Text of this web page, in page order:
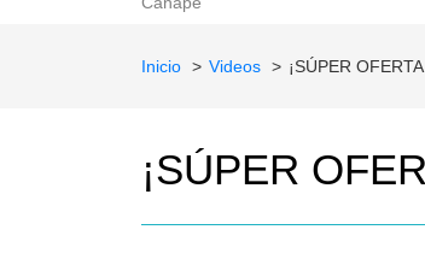
Inicio Videos ¡SÚPER
¡SÚPER